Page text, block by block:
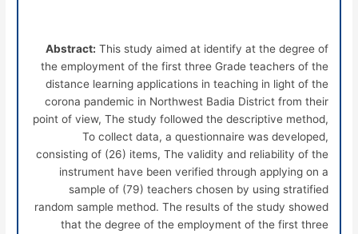
Abstract: This study aimed at identify at the degree of
the employment of the first three Grade teachers of the
distance learning applications in teaching in light of the
corona pandemic in Northwest Badia District from their
point of view, The study followed the descriptive method,
To collect data, a questionnaire was developed,
consisting of (26) items, The validity and reliability of the
instrument have been verified through applying on a
sample of (79) teachers chosen by using stratified
random sample method. The results of the study showed
that the degree of the employment of the first three